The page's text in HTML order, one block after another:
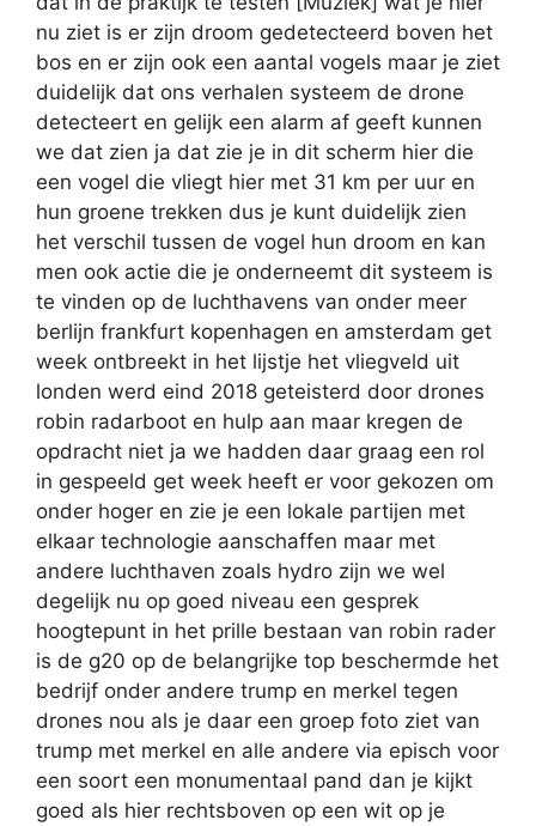
nu ziet is er zijn droom gedetecteerd boven het
bos en er zijn ook een aantal vogels maar je ziet
duidelijk dat ons verhalen systeem de drone
detecteert en gelijk een alarm af geeft kunnen
we dat zien ja dat zie je in dit scherm hier die
een vogel die vliegt hier met 31 km per uur en
hun groene trekken dus je kunt duidelijk zien
het verschil tussen de vogel hun droom en kan
men ook actie die je onderneemt dit systeem is
te vinden op de luchthavens van onder meer
berlijn frankfurt kopenhagen en amsterdam get
week ontbreekt in het lijstje het vliegveld uit
londen werd eind 2018 geteisterd door drones
robin radarboot en hulp aan maar kregen de
opdracht niet ja we hadden daar graag een rol
in gespeeld get week heeft er voor gekozen om
onder hoger en zie je een lokale partijen met
elkaar technologie aanschaffen maar met
andere luchthaven zoals hydro zijn we wel
degelijk nu op goed niveau een gesprek
hoogtepunt in het prille bestaan van robin rader
is de g20 op de belangrijke top beschermde het
bedrijf onder andere trump en merkel tegen
drones nou als je daar een groep foto ziet van
trump met merkel en alle andere via episch voor
een soort een monumentaal pand dan je kijkt
goed als hier rechtsboven op een wit op je